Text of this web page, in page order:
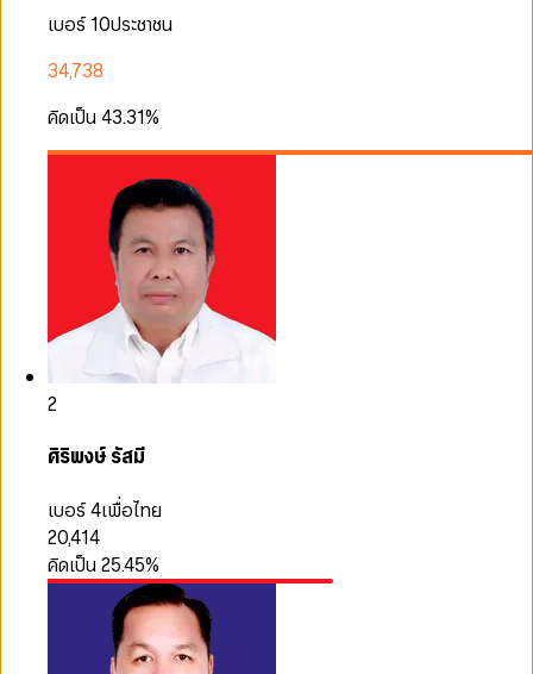
เบอร์ 10ประชาชน
34,738
คิดเป็น43.31%
2
ศิริพงษ์ รัสมี
เบอร์ 4เพื่อไทย
20,414
คิดเป็น25.45%